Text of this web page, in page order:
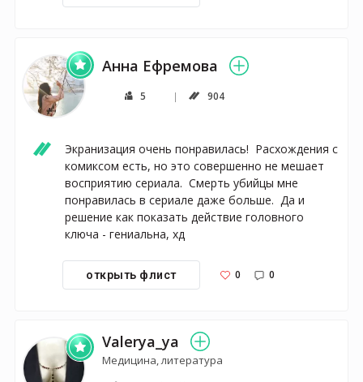
Анна Ефремова
5 904
Экранизация очень понравилась!  Расхождения с
комиксом есть, но это совершенно не мешает
восприятию сериала.  Смерть убийцы мне
понравилась в сериале даже больше.  Да и
решение как показать действие головного
ключа - гениальна, хд
открыть флист 0 0
Valerya_ya
Медицина, литература